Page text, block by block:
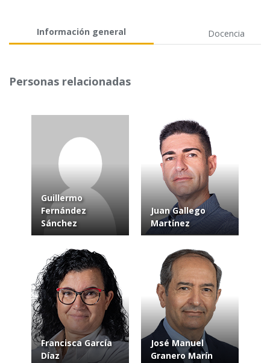
Información general Docencia
Personas relacionadas
Guillermo
Fernández
Sánchez
Juan Gallego
Martínez
Francisca García
Díaz
José Manuel
Granero Marín